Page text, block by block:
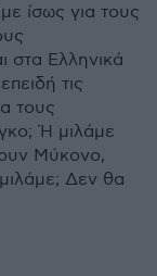
ίσως για τους
στα Ελληνικά
τις
τους
Ή μιλάμε
Μύκονο,
Δεν θα